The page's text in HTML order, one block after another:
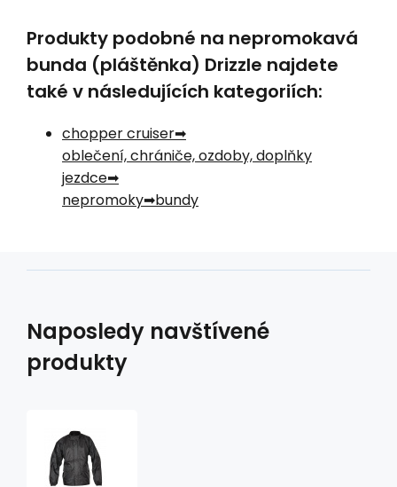
Produkty podobné na nepromokavá
bunda (pláštěnka) Drizzle najdete
také v následujících kategoriích:
chopper cruiser
oblečení, chrániče, ozdoby, doplňky
jezdce
nepromoky
bundy
Naposledy navštívené
produkty